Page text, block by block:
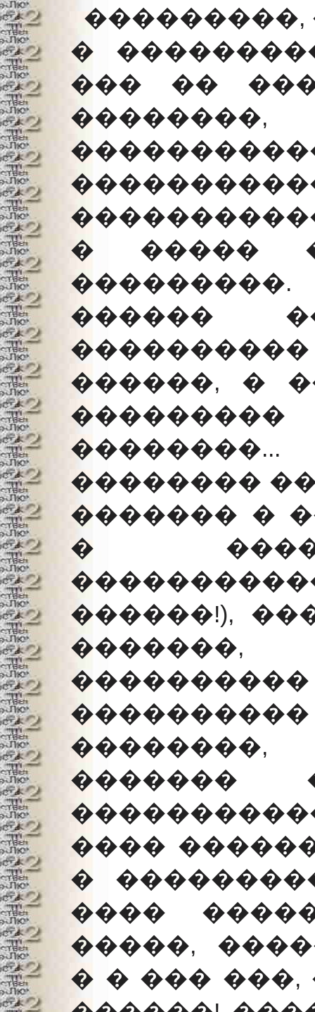
���������,
�
��� ��
� �����
������
������, �
��������
������� �
�
������!),
�������
����
�
����
�����,
� � ���